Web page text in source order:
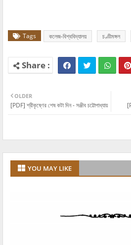
Tags কলেজ-বিশ্ববিদ্যালয় চণ্ডীমঙ্গল
OLDER
[PDF] শ্রীকৃষ্ণের শেষ কটা দিন - সঞ্জীব চট্টোপাধ্যায়
YOU MAY LIKE